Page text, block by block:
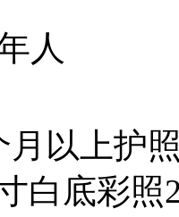
人
月以上护
白底彩照